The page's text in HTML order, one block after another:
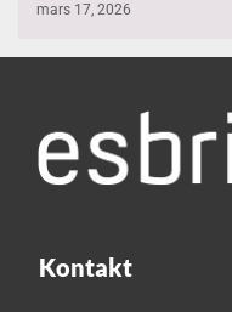
mars 17, 2026
Kontakt